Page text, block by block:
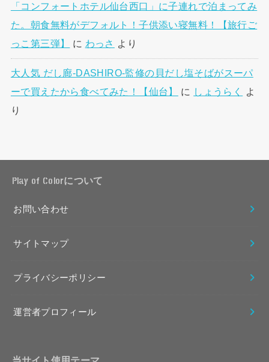
「コンフォートホテル仙台西口」に子連れで泊まってみ
た。朝食無料がデフォルト！子供添い寝無料！【旅行ご
っこ第三弾】
に わっさ より
大人気 だし廊-DASHIRO-監修の貝だし塩そばがスーパ
ーで買えたから食べてみた！【仙台】
に しょうらく
よ
り
Play of Colorについて
お問い合わせ
サイトマップ
プライバシーポリシー
運営者プロフィール